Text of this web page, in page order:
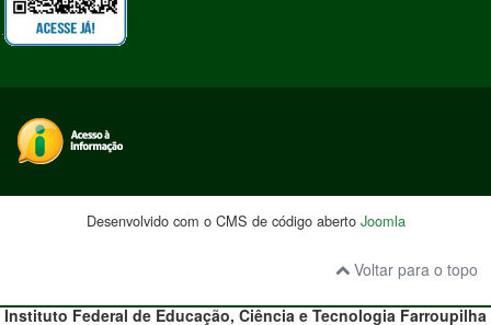
Desenvolvido com o CMS de código aberto Joomla
Voltar para o topo
Instituto Federal de Educação, Ciência e TecnologiaFarroupilha